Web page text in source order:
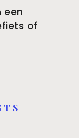
een
of